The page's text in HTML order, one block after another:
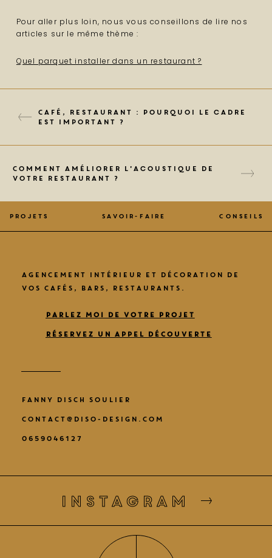
Pour aller plus loin, nous vous conseillons de lire nos
articles sur le même thème :
Quel parquet installer dans un restaurant ?
Café, restaurant : Pourquoi le cadre
est important ?
Comment améliorer l'acoustique de
votre restaurant ?
Projets Savoir-faire Conseils
AGENCEMENT INTÉRIEUR ET DÉCORATION DE
VOS CAFÉS, BARS, RESTAURANTS.
PARLEZ MOI DE VOTRE PROJET
RÉSERVEZ UN APPEL DÉCOUVERTE
FANNY DISCH SOULIER
CONTACT@DISO-DESIGN.COM
0659046127
instagram